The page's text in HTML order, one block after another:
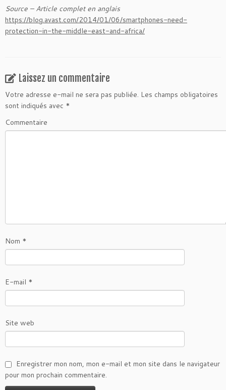
Source – Article complet en anglais
https://blog.avast.com/2014/01/06/smartphones-need-
protection-in-the-middle-east-and-africa/
Laissez un commentaire
Votre adresse e-mail ne sera pas publiée. Les champs obligatoires
sont indiqués avec *
Commentaire
Nom *
E-mail *
Site web
Enregistrer mon nom, mon e-mail et mon site dans le navigateur
pour mon prochain commentaire.